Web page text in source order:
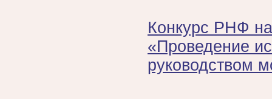
Конкурс РНФ
«Проведение
руководством